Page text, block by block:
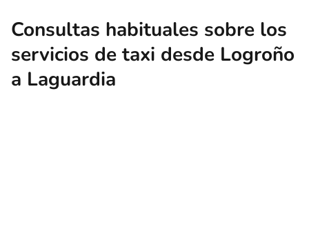
Consultas habituales sobre los
servicios de taxi desde Logroño
a Laguardia